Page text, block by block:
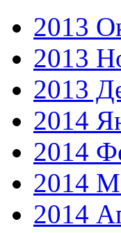
2013
2013
2013
2014
2014
2014
2014